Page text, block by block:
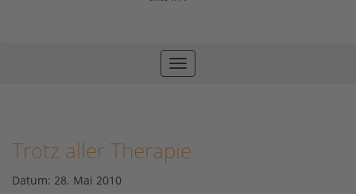
Toggle
Trotz aller Therapie
Datum: 28. Mai 2010